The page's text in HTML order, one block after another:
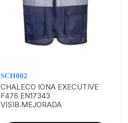
SCH002
CHALECO IONA EXECUTIVE
F476 EN17343
VISIB.MEJORADA